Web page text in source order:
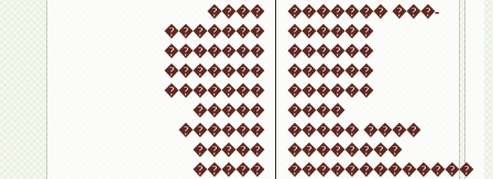
����
�������
�������
�������
�������
�����
������
�����
�����
������� ���-
������
������
������
������
����
����� ����
��������
�������������